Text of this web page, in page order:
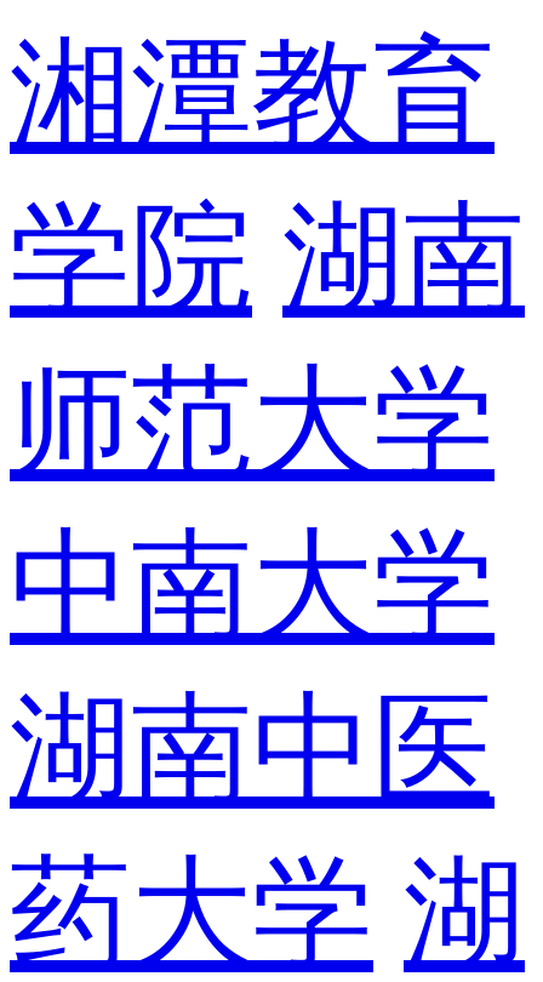
湘潭教育
学院 湖南
师范大学
中南大学
湖南中医
药大学 湖